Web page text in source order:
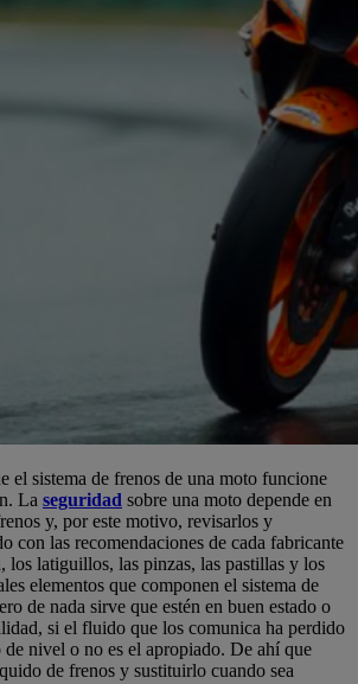
el sistema de frenos de una moto funcione
La seguridad sobre una moto depende en
y, por este motivo, revisarlos y
con las recomendaciones de cada fabricante
los latiguillos, las pinzas, las pastillas y los
elementos que componen el sistema de
de nada sirve que estén en buen estado o
si el fluido que los comunica ha perdido
de nivel o no es el apropiado. De ahí que
de frenos y sustituirlo cuando sea